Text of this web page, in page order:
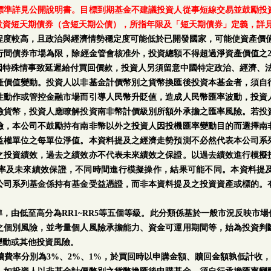
詳見公開說明書。目標到期基金不建議投資人從事短線交易並鼓勵
短天期債券（含短天期公債），所指年限及「短天期債券」定義，詳
較高，且政治與經濟情勢穩定度可能低於已開發國家，可能使資產
債券市場為限，除經金管會核准外，投資總額不得超過淨資產價值
殊情事致延遲給付買回價款，投資人另須留意中國特定政治、經濟、
值變動。投資人以非基金計價幣別之貨幣換匯後投資本基金者，須
作或管控金融市場而引導人民幣升貶值，造成人民幣匯率波動，投
幣，投資人應瞭解投資南非幣計價級別所額外承擔之匯率風險。若
本公司不鼓勵持有南非幣以外之投資人因投機匯率變動目的而選擇
單位之每單位淨值。本資料提及之經濟走勢預測不必然代表本公司
資績效，過去之績效亦不代表未來績效之保證。以過去績效進行模
及未來績效保證，不同時間進行模擬操作，結果可能不同。本資料提
系列基金係持有基金受益憑證，而非本資料提及之投資資產或標的
由低至高分為RR1~RR5等五個等級。此分類係基於一般市況反映市
別風險，並考量個人風險承擔能力、資金可運用期間等，始為投資
或其他投資風險。
費率分別為3%、2%、1%，於買回時以申購金額、贖回金額孰低計收